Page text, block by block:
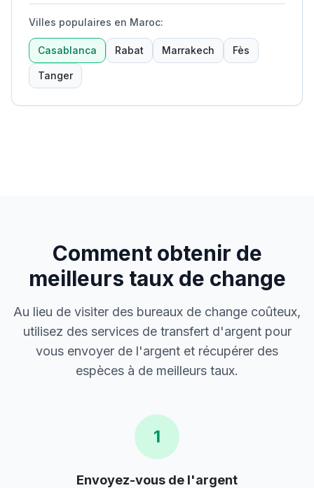
Villes populaires en Maroc:
Casablanca Rabat Marrakech Fès
Tanger
Comment obtenir de
meilleurs taux de change
Au lieu de visiter des bureaux de change coûteux,
utilisez des services de transfert d'argent pour
vous envoyer de l'argent et récupérer des
espèces à de meilleurs taux.
1
Envoyez-vous de l'argent